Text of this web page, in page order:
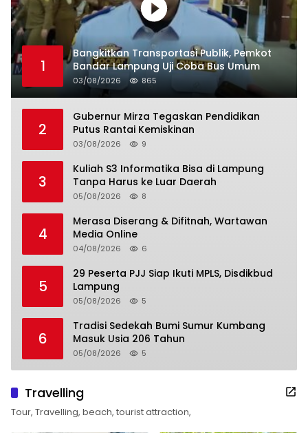
1
Bangkitkan Transportasi Publik, Pemkot
Bandar Lampung Uji Coba Bus Umum
03/08/2026 865
2
Gubernur Mirza Tegaskan Pendidikan
Putus Rantai Kemiskinan
03/08/2026 9
3
Kuliah S3 Informatika Bisa di Lampung
Tanpa Harus ke Luar Daerah
05/08/2026 8
4
Merasa Diserang & Difitnah, Wartawan
Media Online
04/08/2026 6
5
29 Peserta PJJ Siap Ikuti MPLS, Disdikbud
Lampung
05/08/2026 5
6
Tradisi Sedekah Bumi Sumur Kumbang
Masuk Usia 206 Tahun
05/08/2026 5
Travelling
Tour, Travelling, beach, tourist attraction,